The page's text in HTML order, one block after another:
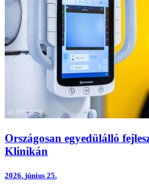
Országosan egyedülálló
Klinikán
2026. június 25.